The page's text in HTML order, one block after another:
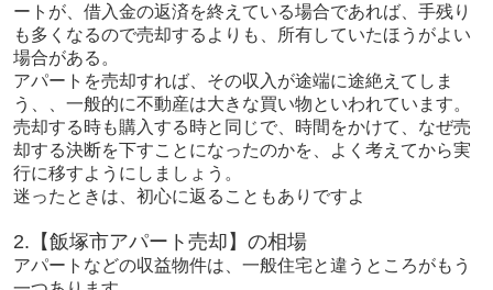
ートが、借入金の返済を終えている場合であれば、手残り
も多くなるので売却するよりも、所有していたほうがよい
場合がある。
アパートを売却すれば、その収入が途端に途絶えてしま
う、、一般的に不動産は大きな買い物といわれています。
売却する時も購入する時と同じで、時間をかけて、なぜ売
却する決断を下すことになったのかを、よく考えてから実
行に移すようにしましょう。
迷ったときは、初心に返ることもありですよ
2.【飯塚市アパート売却】の相場
アパートなどの収益物件は、一般住宅と違うところがもう